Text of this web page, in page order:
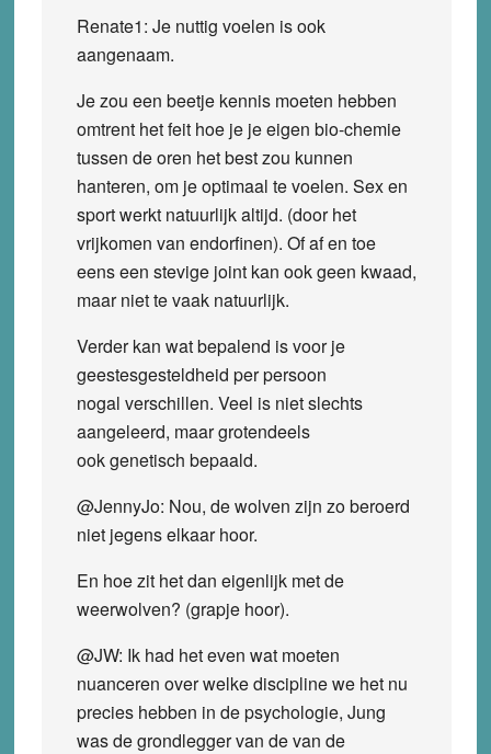
Renate1: Je nuttig voelen is ook
aangenaam.
Je zou een beetje kennis moeten hebben
omtrent het feit hoe je je eigen bio-chemie
tussen de oren het best zou kunnen
hanteren, om je optimaal te voelen. Sex en
sport werkt natuurlijk altijd. (door het
vrijkomen van endorfinen). Of af en toe
eens een stevige joint kan ook geen kwaad,
maar niet te vaak natuurlijk.
Verder kan wat bepalend is voor je
geestesgesteldheid per persoon
nogal verschillen. Veel is niet slechts
aangeleerd, maar grotendeels
ook genetisch bepaald.
@JennyJo: Nou, de wolven zijn zo beroerd
niet jegens elkaar hoor.
En hoe zit het dan eigenlijk met de
weerwolven? (grapje hoor).
@JW: Ik had het even wat moeten
nuanceren over welke discipline we het nu
precies hebben in de psychologie, Jung
was de grondlegger van de van de